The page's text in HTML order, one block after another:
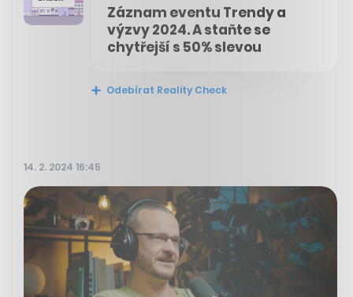
Záznam eventu Trendy a
výzvy 2024. A staňte se
chytřejší s 50% slevou
Odebírat Reality Check
14. 2. 2024 16:45